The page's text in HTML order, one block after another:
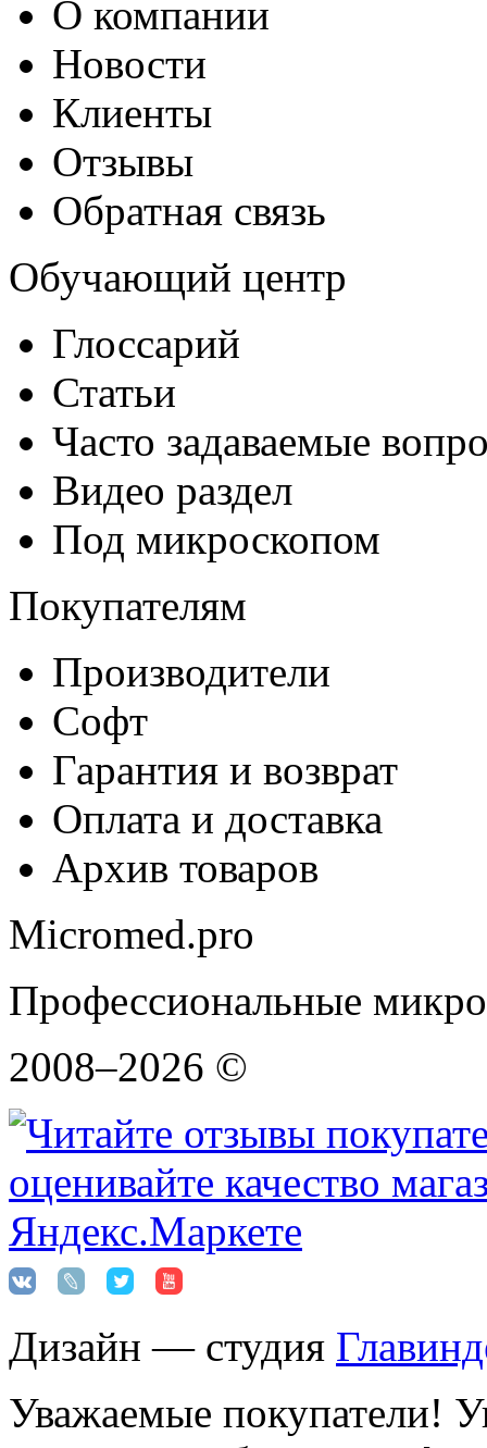
О компании
Новости
Клиенты
Отзывы
Обратная связь
Обучающий центр
Глоссарий
Статьи
Часто задаваемые
Видео раздел
Под микроскопом
Покупателям
Производители
Софт
Гарантия и возврат
Оплата и доставка
Архив товаров
Micromed.pro
Профессиональные
2008–2026 ©
Дизайн — студия
Уважаемые покупатели!